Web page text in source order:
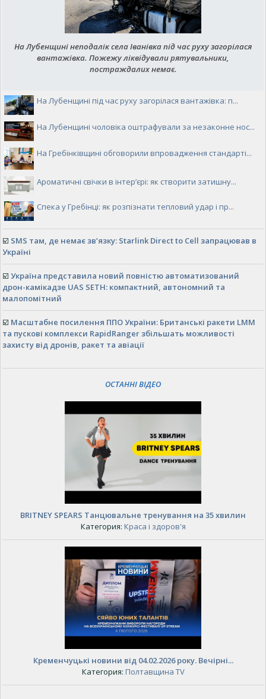
На Лубенщині неподалік села Іванівка під час руху загорілася
вантажівка. Пожежу ліквідували рятувальники,
постраждалих немає.
На Лубенщині під час руху загорілася вантажівка: п...
На Лубенщині чоловіка оштрафували за незаконне нос...
На Гребінківщині обговорили впровадження стандарті...
Ароматичні свічки в інтер’єрі: як створити затишну...
Спека у Гребінці: як розпізнати тепловий удар і пр...
☑️ SMS там, де немає зв’язку: Starlink Direct to Cell запрацював в
Україні
☑️ Україна представила новий повністю автоматизований
дрон-камікадзе UAS SETH: компактний, автономний та
малопомітний
☑️ Масштабне посилення ППО України: Британські ракети LMM
та пускові комплекси RapidRanger збільшать можливості
захисту від дронів, ракет та авіації
ОСТАННІ ВІДЕО
BRITNEY SPEARS Танцювальне тренування на 35 хвилин
Категория: Краса і здоров'я
Кременчуцькі новини від 04.02.2026 року. Вечірні...
Категория: Полтавщина TV